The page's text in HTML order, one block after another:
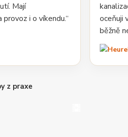
Mají
i o víkendu.“
oceňuji
běžně
z praxe